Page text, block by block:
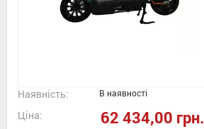
Наявність: В наявності
Ціна: 62 434,00 грн.